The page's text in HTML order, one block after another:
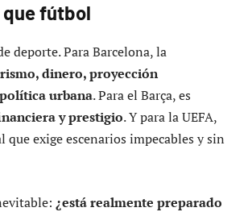
que fútbol
deporte. Para Barcelona, la
dinero, proyección
urbana. Para el Barça, es
y prestigio. Y para la UEFA,
que exige escenarios impecables y sin
¿está realmente preparado